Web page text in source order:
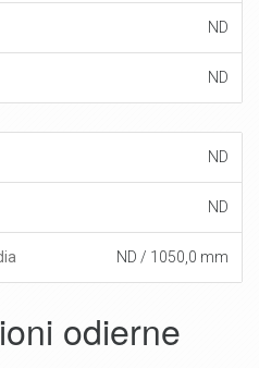
ND
ND
ND
ND
ND / 1050,0 mm
odierne